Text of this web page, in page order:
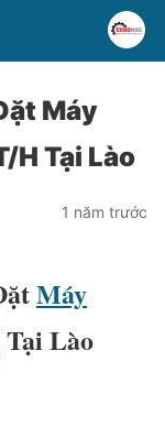
Máy
H Tại Lào
1 năm trước
Máy
Tại Lào